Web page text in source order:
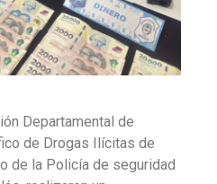
Departamental de
de Drogas Ilícitas de
de la Policía de seguridad